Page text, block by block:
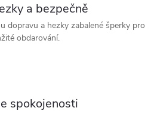
a bezpečně
dopravu a hezky zabalené šperky pro
obdarování.
spokojenosti